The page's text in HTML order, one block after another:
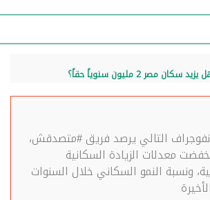
مصر 2 مليون سنوياً حقاً؟
التالي يرصد فريق #متصدقش،
معدلات الزيادة السكانية
ونسبة النمو السكاني خلال السنوات